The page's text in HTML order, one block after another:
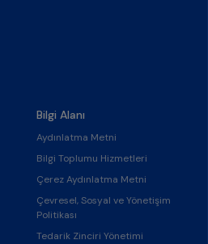
Bilgi Alanı
Aydınlatma Metni
Bilgi Toplumu Hizmetleri
Çerez Aydınlatma Metni
Çevresel, Sosyal ve Yönetişim
Politikası
Tedarik Zinciri Yönetimi